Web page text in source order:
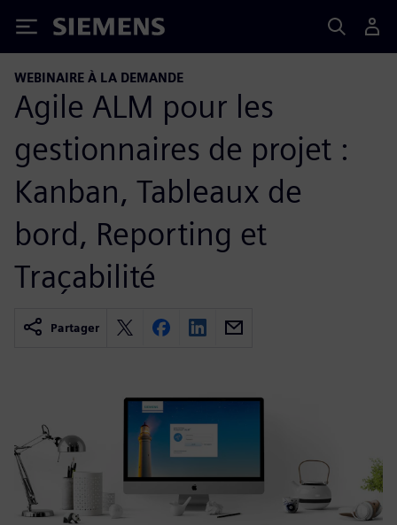
Siemens
WEBINAIRE À LA DEMANDE
Agile ALM pour les
gestionnaires de projet :
Kanban, Tableaux de
bord, Reporting et
Traçabilité
Partager